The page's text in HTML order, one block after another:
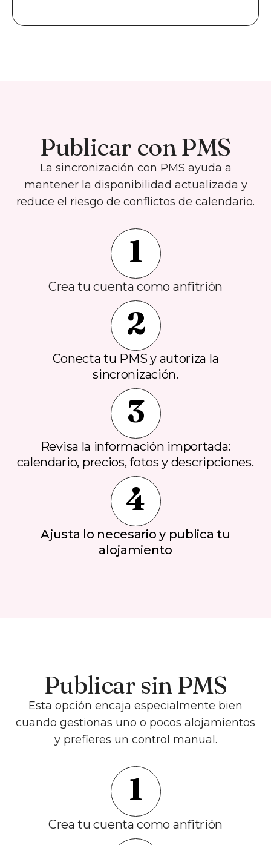
Publicar con PMS
La sincronización con PMS ayuda a
mantener la disponibilidad actualizada y
reduce el riesgo de conflictos de calendario.
1
Crea tu cuenta como anfitrión
2
Conecta tu PMS y autoriza la
sincronización.
3
Revisa la información importada:
calendario, precios, fotos y descripciones.
4
Ajusta lo necesario y publica tu
alojamiento
Publicar sin PMS
Esta opción encaja especialmente bien
cuando gestionas uno o pocos alojamientos
y prefieres un control manual.
1
Crea tu cuenta como anfitrión